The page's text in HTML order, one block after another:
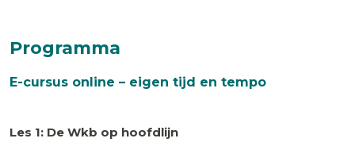
Programma
E-cursus online – eigen tijd en tempo
Les 1: De Wkb op hoofdlijn